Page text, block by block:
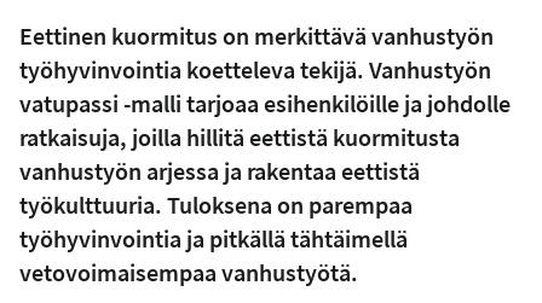
Eettinen kuormitus on merkittävä vanhustyön
työhyvinvointia koetteleva tekijä. Vanhustyön
vatupassi -malli tarjoaa esihenkilöille ja johdolle
ratkaisuja, joilla hillitä eettistä kuormitusta
vanhustyön arjessa ja rakentaa eettistä
työkulttuuria. Tuloksena on parempaa
työhyvinvointia ja pitkällä tähtäimellä
vetovoimaisempaa vanhustyötä.